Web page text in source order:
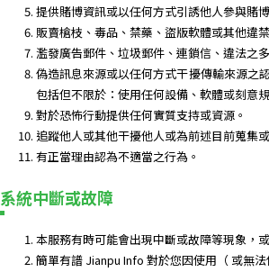
提供賭博資訊或以任何方式引誘他人參與賭博
販賣槍枝、毒品、禁藥、盜版軟體或其他違禁
濫發廣告郵件、垃圾郵件、連鎖信、違法之
偽造訊息來源或以任何方式干擾傳輸來源之
包括但不限於：使用任何設備、軟體或刻意
對於恐怖行動提供任何實質支持或資源。
追蹤他人或其他干擾他人或為前述目前蒐集
有正當理由認為不適當之行為。
系統中斷或故障
本服務有時可能會出現中斷或故障等現象，
簡單有譜 Jianpu Info 對於您因使用（ 或無